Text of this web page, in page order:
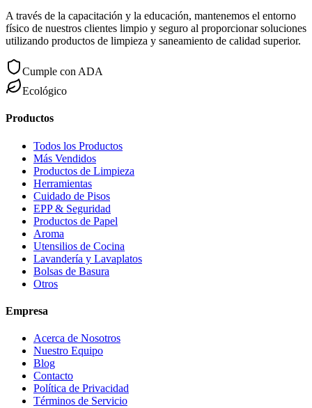
A través de la capacitación y la educación, mantenemos el entorno
físico de nuestros clientes limpio y seguro al proporcionar soluciones
utilizando productos de limpieza y saneamiento de calidad superior.
Cumple con ADA
Ecológico
Productos
Todos los Productos
Más Vendidos
Productos de Limpieza
Herramientas
Cuidado de Pisos
EPP & Seguridad
Productos de Papel
Aroma
Utensilios de Cocina
Lavandería y Lavaplatos
Bolsas de Basura
Otros
Empresa
Acerca de Nosotros
Nuestro Equipo
Blog
Contacto
Política de Privacidad
Términos de Servicio